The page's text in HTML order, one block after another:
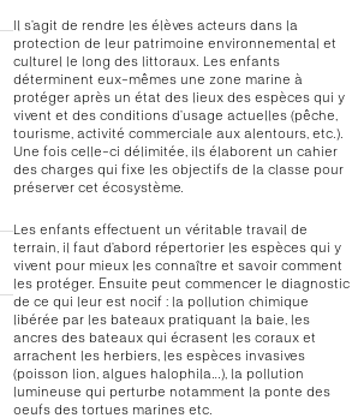
Il s’agit de rendre les élèves acteurs dans la
protection de leur patrimoine environnemental et
culturel le long des littoraux. Les enfants
déterminent eux-mêmes une zone marine à
protéger après un état des lieux des espèces qui y
vivent et des conditions d’usage actuelles (pêche,
tourisme, activité commerciale aux alentours, etc.).
Une fois celle-ci délimitée, ils élaborent un cahier
des charges qui fixe les objectifs de la classe pour
préserver cet écosystème.
Les enfants effectuent un véritable travail de
terrain, il faut d’abord répertorier les espèces qui y
vivent pour mieux les connaître et savoir comment
les protéger. Ensuite peut commencer le diagnostic
de ce qui leur est nocif : la pollution chimique
libérée par les bateaux pratiquant la baie, les
ancres des bateaux qui écrasent les coraux et
arrachent les herbiers, les espèces invasives
(poisson lion, algues halophila…), la pollution
lumineuse qui perturbe notamment la ponte des
oeufs des tortues marines etc.